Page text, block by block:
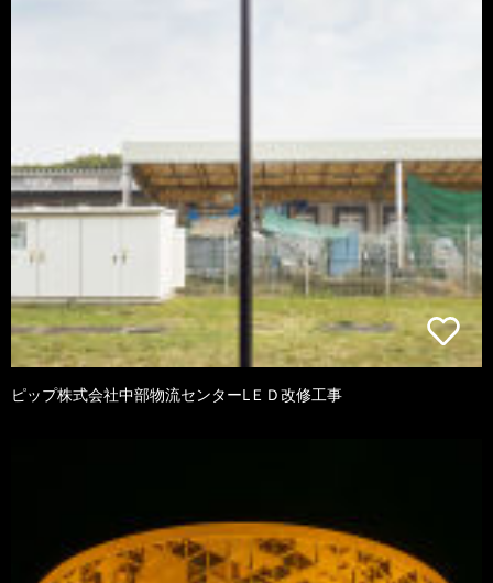
ピップ株式会社中部物流センターLＥＤ改修工事